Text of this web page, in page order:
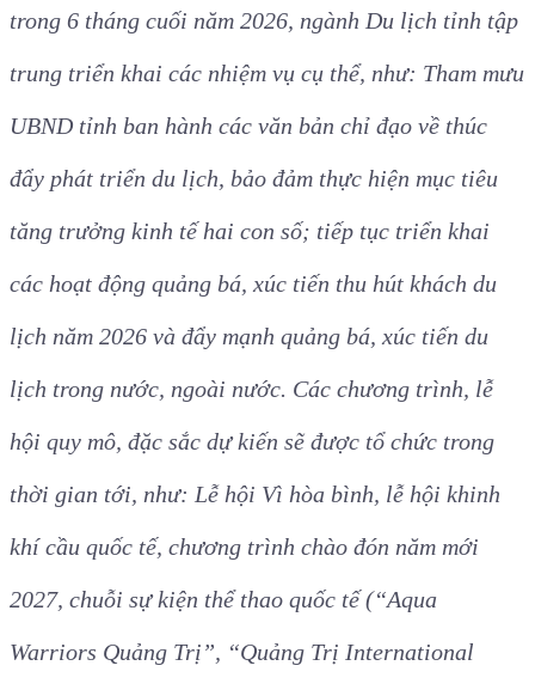
trong 6 tháng cuối năm 2026, ngành Du lịch tỉnh tập
trung triển khai các nhiệm vụ cụ thể, như: Tham mưu
UBND tỉnh ban hành các văn bản chỉ đạo về thúc
đẩy phát triển du lịch, bảo đảm thực hiện mục tiêu
tăng trưởng kinh tế hai con số; tiếp tục triển khai
các hoạt động quảng bá, xúc tiến thu hút khách du
lịch năm 2026 và đẩy mạnh quảng bá, xúc tiến du
lịch trong nước, ngoài nước. Các chương trình, lễ
hội quy mô, đặc sắc dự kiến sẽ được tổ chức trong
thời gian tới, như: Lễ hội Vì hòa bình, lễ hội khinh
khí cầu quốc tế, chương trình chào đón năm mới
2027, chuỗi sự kiện thể thao quốc tế (“Aqua
Warriors Quảng Trị”, “Quảng Trị International